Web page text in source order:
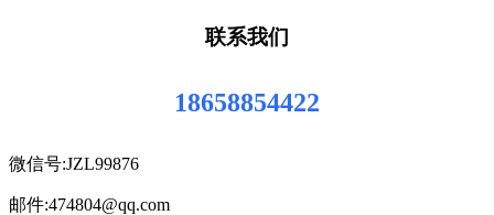
联系我们
18658854422
微信号:JZL99876
邮件:474804@qq.com